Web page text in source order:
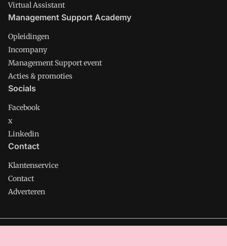
Virtual Assistant
Management Support Academy
Opleidingen
Incompany
Management Support event
Acties & promoties
Socials
Facebook
x
Linkedin
Contact
Klantenservice
Contact
Adverteren